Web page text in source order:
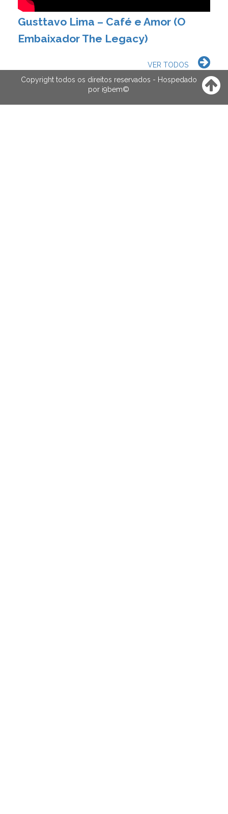
Gusttavo Lima – Café e Amor (O
Embaixador The Legacy)
VER TODOS
Copyright todos os direitos reservados - Hospedado
por i9bem©